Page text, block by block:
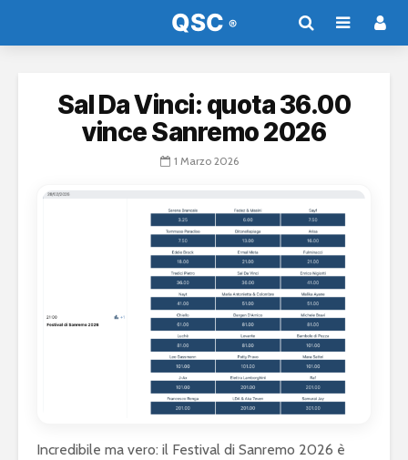
Sal Da Vinci: quota 36.00
vince Sanremo 2026
1 Marzo 2026
Incredibile ma vero: il Festival di Sanremo 2026 è